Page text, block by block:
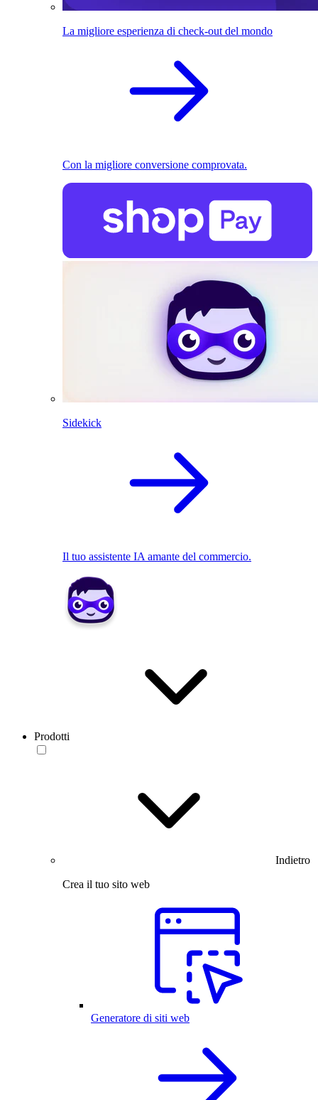
La migliore esperienza di check-out del mondo
Con la migliore conversione comprovata.
Sidekick
Il tuo assistente IA amante del commercio.
Prodotti
Indietro
Crea il tuo sito web
Generatore di siti web